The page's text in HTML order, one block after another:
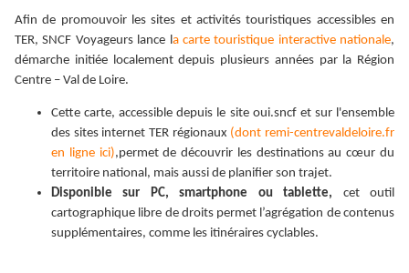
Afin de promouvoir les sites et activités touristiques accessibles en
TER, SNCF Voyageurs lance la carte touristique interactive nationale,
démarche initiée localement depuis plusieurs années par la Région
Centre – Val de Loire.
Cette carte, accessible depuis le site oui.sncf et sur l'ensemble
des sites internet TER régionaux (dont remi-centrevaldeloire.fr
en ligne ici),permet de découvrir les destinations au cœur du
territoire national, mais aussi de planifier son trajet.
Disponible sur PC, smartphone ou tablette, cet outil
cartographique libre de droits permet l’agrégation de contenus
supplémentaires, comme les itinéraires cyclables.